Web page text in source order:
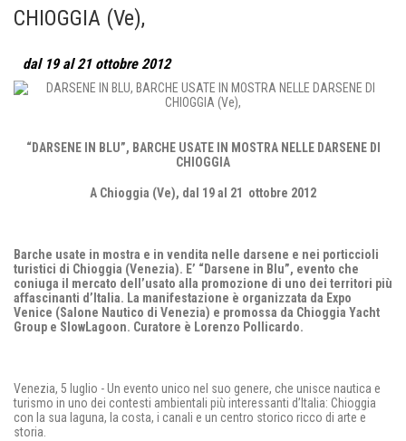
CHIOGGIA (Ve),
dal 19 al 21 ottobre 2012
“DARSENE IN BLU”, BARCHE USATE IN MOSTRA NELLE DARSENE DI
CHIOGGIA
A Chioggia (Ve), dal 19 al 21 ottobre 2012
Barche usate in mostra e in vendita nelle darsene e nei porticcioli
turistici di Chioggia (Venezia). E’ “Darsene in Blu”, evento che
coniuga il mercato dell’usato alla promozione di uno dei territori più
affascinanti d’Italia. La manifestazione è organizzata da Expo
Venice (Salone Nautico di Venezia) e promossa da Chioggia Yacht
Group e SlowLagoon. Curatore è Lorenzo Pollicardo.
Venezia, 5 luglio - Un evento unico nel suo genere, che unisce nautica e
turismo in uno dei contesti ambientali più interessanti d’Italia: Chioggia
con la sua laguna, la costa, i canali e un centro storico ricco di arte e
storia.